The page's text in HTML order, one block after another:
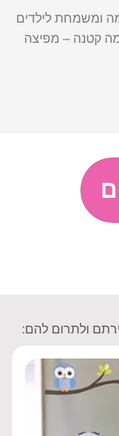
ומשמחת לילדים
קטנה – מפיצה
ולתרום להם: